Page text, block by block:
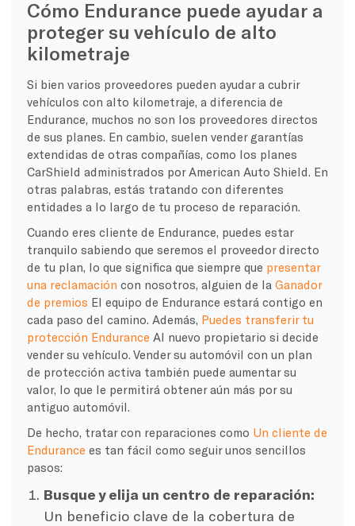
Cómo Endurance puede ayudar a
proteger su vehículo de alto
kilometraje
Si bien varios proveedores pueden ayudar a cubrir
vehículos con alto kilometraje, a diferencia de
Endurance, muchos no son los proveedores directos
de sus planes. En cambio, suelen vender garantías
extendidas de otras compañías, como los planes
CarShield administrados por American Auto Shield. En
otras palabras, estás tratando con diferentes
entidades a lo largo de tu proceso de reparación.
Cuando eres cliente de Endurance, puedes estar
tranquilo sabiendo que seremos el proveedor directo
de tu plan, lo que significa que siempre que presentar
una reclamación con nosotros, alguien de la Ganador
de premios El equipo de Endurance estará contigo en
cada paso del camino. Además, Puedes transferir tu
protección Endurance Al nuevo propietario si decide
vender su vehículo. Vender su automóvil con un plan
de protección activa también puede aumentar su
valor, lo que le permitirá obtener aún más por su
antiguo automóvil.
De hecho, tratar con reparaciones como Un cliente de
Endurance es tan fácil como seguir unos sencillos
pasos:
Busque y elija un centro de reparación:
Un beneficio clave de la cobertura de